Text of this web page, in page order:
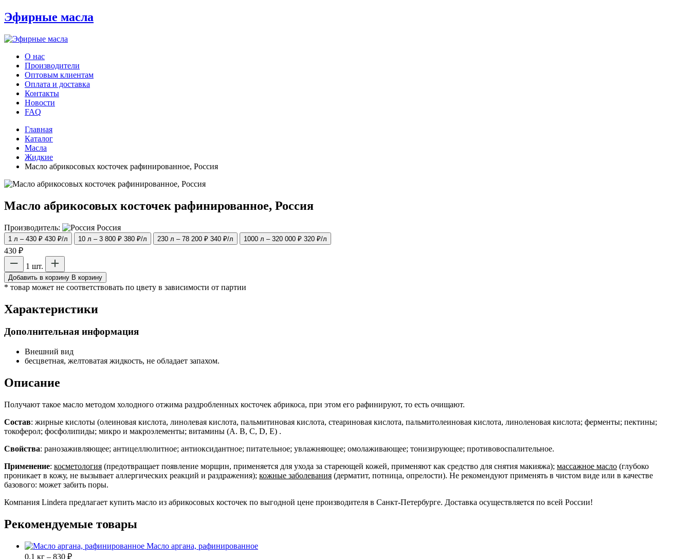
Эфирные масла
О нас
Производители
Оптовым клиентам
Оплата и доставка
Контакты
Новости
FAQ
Главная
Каталог
Масла
Жидкие
Масло абрикосовых косточек рафинированное, Россия
Масло абрикосовых косточек рафинированное, Россия
Производитель: Россия
1 л – 430 ₽ 430 ₽/л 10 л – 3 800 ₽ 380 ₽/л 230 л – 78 200 ₽ 340 ₽/л 1000 л – 320 000 ₽ 320 ₽/л
430 ₽
1 шт.
Добавить в корзину В корзину
* товар может не соответствовать по цвету в зависимости от партии
Характеристики
Дополнительная информация
Внешний вид
бесцветная, желтоватая жидкость, не обладает запахом.
Описание
Получают такое масло методом холодного отжима раздробленных косточек абрикоса, при этом его рафинируют, то есть очищают.
Состав: жирные кислоты (олеиновая кислота, линолевая кислота, пальмитиновая кислота, стеариновая кислота, пальмитолеиновая кислота, линоленовая кислота; ферменты; пектины;
токоферол; фосфолипиды; микро и макроэлементы; витамины (A. B, C, D, E) .
Свойства: ранозаживляющее; антицеллюлитное; антиоксидантное; питательное; увлажняющее; омолаживающее; тонизирующее; противовоспалительное.
Применение: косметология (предотвращает появление морщин, применяется для ухода за стареющей кожей, применяют как средство для снятия макияжа); массажное масло (глубоко
проникает в кожу, не вызывает аллергических реакций и раздражения); кожные заболевания (дерматит, потница, опрелости). Не рекомендуют применять в чистом виде или в качестве
базового: может забить поры.
Компания Lindera предлагает купить масло из абрикосовых косточек по выгодной цене производителя в Санкт-Петербурге. Доставка осуществляется по всей России!
Рекомендуемые товары
Масло аргана, рафинированное
0.1 кг – 830 ₽